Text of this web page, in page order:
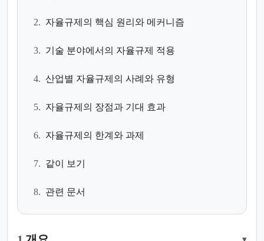
2. 자율규제의 핵심 원리와 메커니즘
3. 기술 분야에서의 자율규제 적용
4. 산업별 자율규제의 사례와 유형
5. 자율규제의 장점과 기대 효과
6. 자율규제의 한계와 과제
7. 같이 보기
8. 관련 문서